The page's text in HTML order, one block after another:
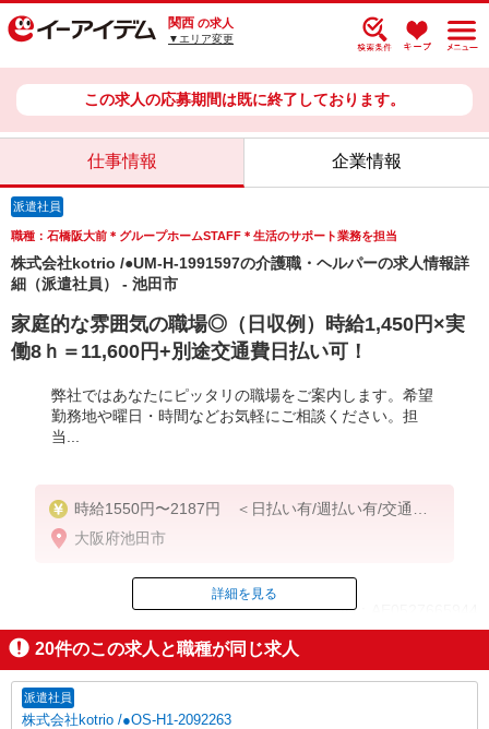
関西 の求人
▼エリア変更
この求人の応募期間は既に終了しております。
仕事情報 企業情報
派遣社員
職種：石橋阪大前＊グループホームSTAFF＊生活のサポート業務を担当
株式会社kotrio /●UM-H-1991597の介護職・ヘルパーの求人情報詳
細（派遣社員） - 池田市
家庭的な雰囲気の職場◎（日収例）時給1,450円×実
働8ｈ＝11,600円+別途交通費日払い可！
弊社ではあなたにピッタリの職場をご案内します。希望
勤務地や曜日・時間などお気軽にご相談ください。担
当...
時給1550円〜2187円 ＜日払い有/週払い有/交通費
全支給(ガソリン代含む)＞
大阪府池田市
ID：AE0527665944
掲載期間終了
詳細を見る
20件のこの求人と職種が同じ求人
派遣社員
株式会社kotrio /●OS-H1-2092263